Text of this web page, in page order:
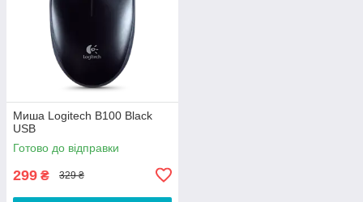
Миша Logitech B100 Black
USB
Готово до відправки
299 ₴ 329 ₴